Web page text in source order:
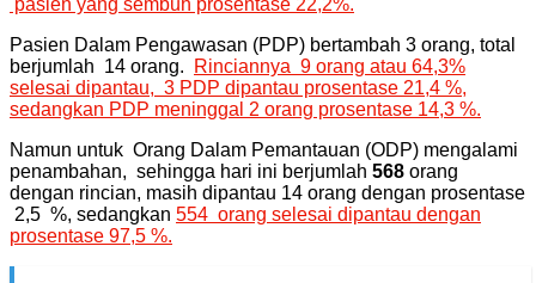
Pasien Dalam Pengawasan (PDP) bertambah 3 orang, total
berjumlah 14 orang.
Rinciannya 9 orang atau 64,3%
selesai dipantau, 3 PDP dipantau prosentase 21,4 %,
sedangkan PDP meninggal 2 orang prosentase 14,3 %.
Namun untuk Orang Dalam Pemantauan (ODP) mengalami
penambahan, sehingga hari ini berjumlah 568 orang
dengan rincian, masih dipantau 14 orang dengan prosentase
2,5 %, sedangkan 554 orang selesai dipantau dengan
prosentase 97,5 %.